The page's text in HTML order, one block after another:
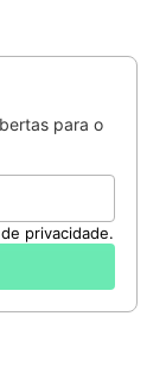
para o
privacidade.